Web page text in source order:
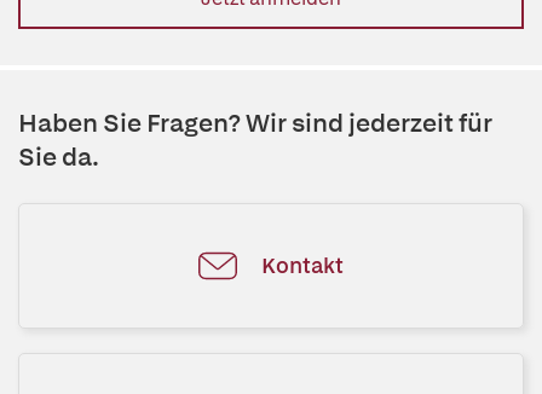
Haben Sie Fragen? Wir sind jederzeit für
Sie da.
Kontakt